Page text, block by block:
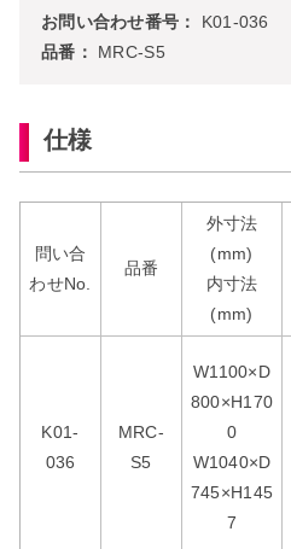
お問い合わせ番号：
K01-036
品番：
MRC-S5
仕様
問い合
わせNo.
品番
外寸法
(mm)
内寸法
(mm)
K01-
036
MRC-
S5
W1100×D
800×H170
0
W1040×D
745×H145
7